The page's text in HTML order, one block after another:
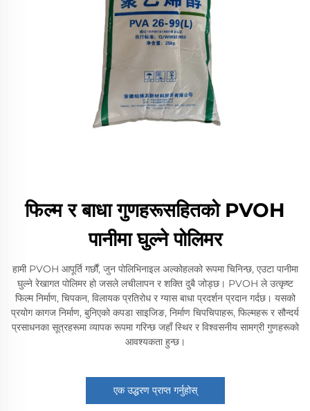
फिल्म र बाधा गुणहरूसहितको PVOH
पानीमा घुल्ने पोलिमर
हामी PVOH आपूर्ति गर्छौं, जुन पोलिभिनाइल अल्कोहलको रूपमा चिनिन्छ, एउटा पानीमा
घुल्ने रेखागत पोलिमर हो जसले लचीलापन र शक्ति दुबै जोड्छ। PVOH ले उत्कृष्ट
फिल्म निर्माण, चिपकन, विलायक प्रतिरोध र ग्यास बाधा प्रदर्शन प्रदान गर्दछ। यसको
प्रयोग कागज निर्माण, बुनिएको कपडा साइजिङ, निर्माण चिपचिपाहरू, फिल्महरू र सौन्दर्य
प्रसाधनका सूत्रहरूमा व्यापक रूपमा गरिन्छ जहाँ स्थिर र विश्वसनीय सामग्री गुणहरूको
आवश्यकता हुन्छ।
एक उद्धरण प्राप्त गर्नुहोस्